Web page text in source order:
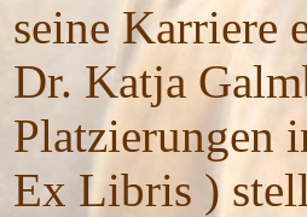
seine Karriere
Dr. Katja
Platzierungen
Ex Libris )